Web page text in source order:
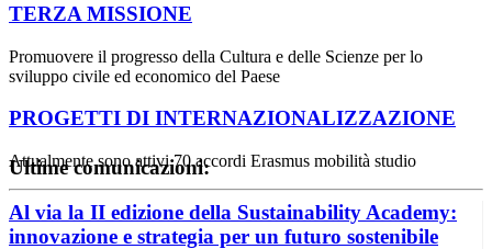
TERZA MISSIONE
Promuovere il progresso della Cultura e delle Scienze per lo
sviluppo civile ed economico del Paese
PROGETTI DI INTERNAZIONALIZZAZIONE
Attualmente sono attivi 70 accordi Erasmus mobilità studio
Ultime comunicazioni:
Al via la II edizione della Sustainability Academy:
innovazione e strategia per un futuro sostenibile